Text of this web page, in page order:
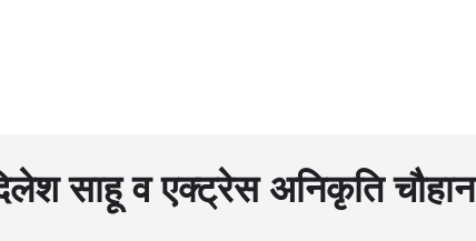
दिलेश साहू व एक्ट्रेस अनिकृति